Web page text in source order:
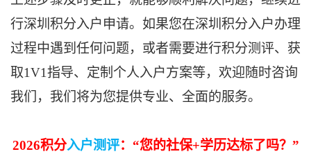
行深圳积分入户申请。如果您在深圳积分入户办理
过程中遇到任何问题，或者需要进行积分测评、获
取1V1指导、定制个人入户方案等，欢迎随时咨询
我们，我们将为您提供专业、全面的服务。
2026积分入户测评：“您的社保+学历达标了吗？ ”